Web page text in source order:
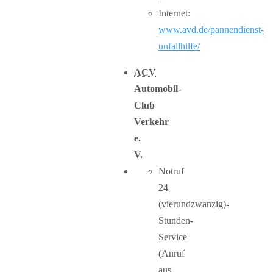
Internet:
www.avd.de/pannendienst-
unfallhilfe/
ACV
Automobil-
Club
Verkehr
e.
V.
Notruf
24
(vierundzwanzig)-
Stunden-
Service
(Anruf
aus